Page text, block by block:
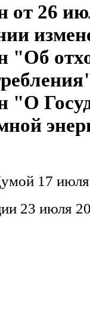
от 26
"Об
"О
17
23 июля